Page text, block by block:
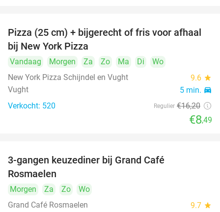
48%
Pizza (25 cm) + bijgerecht of fris voor afhaal
bij New York Pizza
Vandaag Morgen Za Zo Ma Di
Wo
New York Pizza Schijndel en Vught
9.6 star
Vught 5 min. directions_car
Verkocht: 520 Regulier €16,20
€8,49
3-gangen keuzediner bij Grand Café
Rosmaelen
Morgen Za Zo
Wo
Grand Café Rosmaelen
9.7 star